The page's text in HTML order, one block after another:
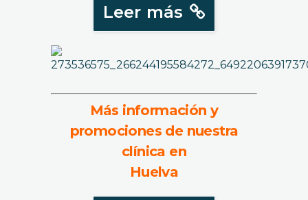
Leer más
Más información y
promociones de nuestra
clínica en
Huelva